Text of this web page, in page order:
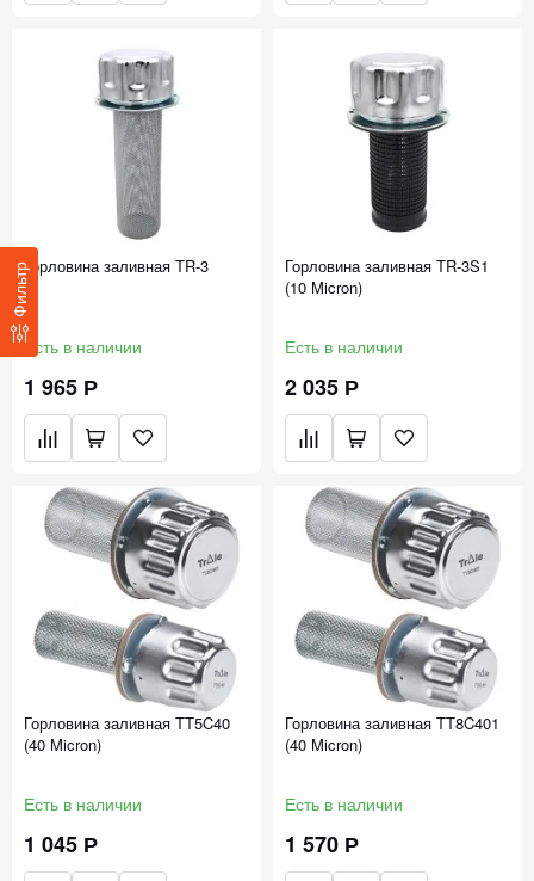
ФильтрГорловина заливная TR-3
Есть в наличии
1 965 Р
Горловина заливная TR-3S1
(10 Micron)
Есть в наличии
2 035 Р
Горловина заливная TT5C40
(40 Micron)
Есть в наличии
1 045 Р
Горловина заливная TT8C401
(40 Micron)
Есть в наличии
1 570 Р